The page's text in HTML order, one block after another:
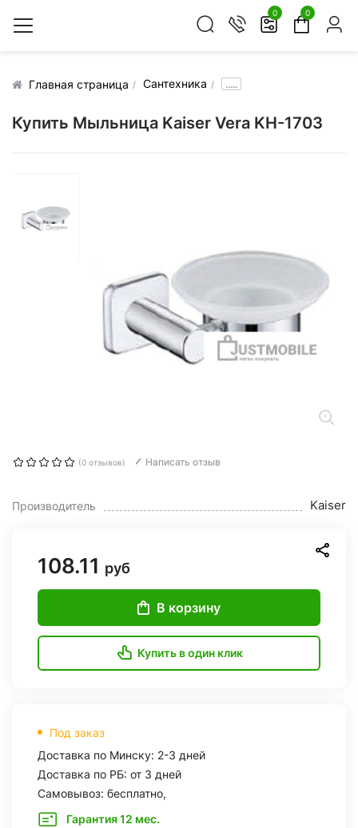
0 0
Главная страница Сантехника .....
Купить Мыльница Kaiser Vera KH-1703
(0 отзывов) Написать отзыв
Производитель Kaiser
108.11 руб
В корзину
Купить в один клик
Под заказ
Доставка по Минску: 2-3 дней
Доставка по РБ: от 3 дней
Самовывоз: бесплатно,
Гарантия 12 мес.